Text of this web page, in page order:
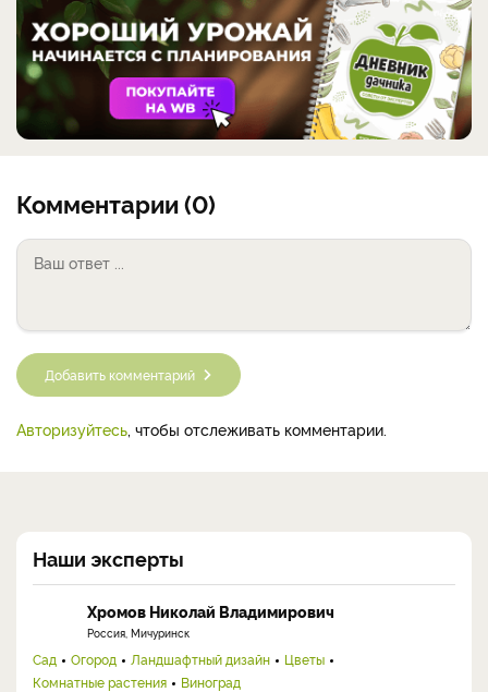
Комментарии (0)
Добавить комментарий
Авторизуйтесь , чтобы отслеживать комментарии.
Наши эксперты
Хромов Николай Владимирович
Россия, Мичуринск
Сад Огород Ландшафтный дизайн
Цветы
Комнатные растения
Виноград